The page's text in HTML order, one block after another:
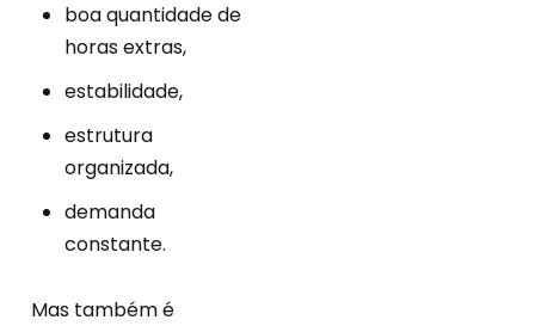
boa quantidade de
horas extras,
estabilidade,
estrutura
organizada,
demanda
constante.
Mas também é